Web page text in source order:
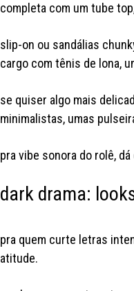
completa com um tube
slip-on ou sandálias
cargo com tênis de lona,
se quiser algo mais
minimalistas, umas
pra vibe sonora do rolê,
dark drama:
pra quem curte letras
atitude.